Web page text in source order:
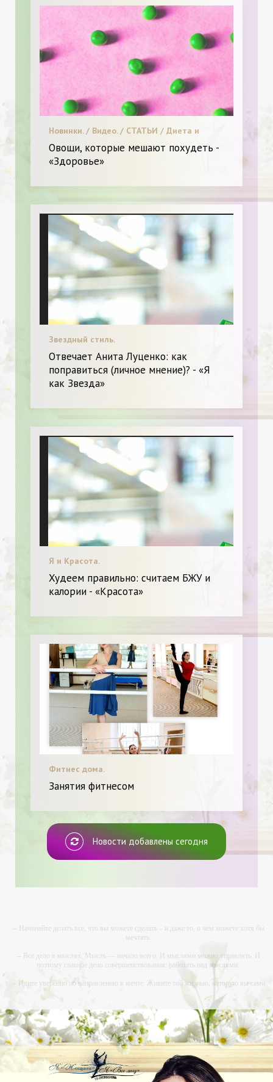
Новинки. / Видео. / СТАТЬИ / Диета и
питание. / Я Женщина - Разное
Овощи, которые мешают похудеть -
«Здоровье»
Звездный стиль.
Отвечает Анита Луценко: как
поправиться (личное мнение)? - «Я
как Звезда»
Я и Красота.
Худеем правильно: считаем БЖУ и
калории - «Красота»
Фитнес дома.
Занятия фитнесом
Новости добавлены сегодня
-- Начинайте делать все, что вы можете сделать – и даже то, о чем можете хотя бы
мечтать.
-- Все дело в мыслях. Мысль — начало всего. И мыслями можно управлять. И
поэтому главное дело совершенствования: работать над мыслями.
-- Идите уверенно по направлению к мечте. Живите той жизнью, которую вы сами
-- Самое большое богатство — это ум. Самая большая нищета — глупость. Из всех
страхов самый пугающий — самолюбование.
-- Лучшее, что можно сделать с хорошим советом, это пропустить его мимо ушей. Он
никогда не бывает полезен никому, кроме того, кто его дал.
-- Люблю давать советы и очень не люблю, когда их дают мне.